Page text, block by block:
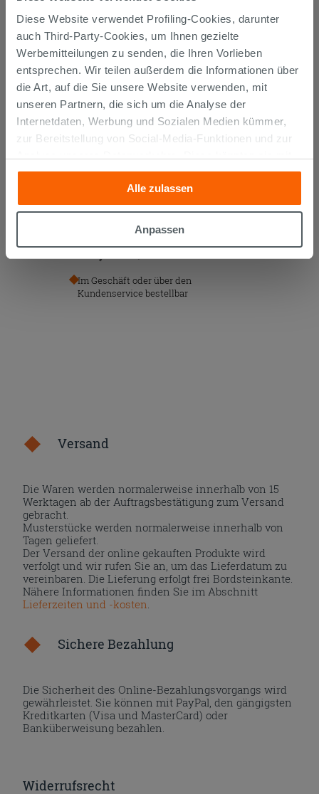
Diese Website verwendet Profiling-Cookies, darunter
auch Third-Party-Cookies, um Ihnen gezielte
Werbemitteilungen zu senden, die Ihren Vorlieben
entsprechen. Wir teilen außerdem die Informationen über
die Art, auf die Sie unsere Website verwenden, mit
unseren Partnern, die sich um die Analyse der
Internetdaten, Werbung und Sozialen Medien kümmer,
zur Bereitstellung von Social-Media-Funktionen und zur
anderen Informationen, die Sie ihnen geliefert haben oder
die sie aufgrund Ihrer Verwendung ihrer Dienste
gesammelt haben, kombinieren. Falls Sie mehr wissen
möchten oder Ihre Zustimmung zu allen oder einigen
Zustimmung kann durch Klicken auf die Schaltfläche
„Cookies akzeptieren“ gegeben werden. Wenn Sie auf
die Schaltfläche "X" klicken, können Sie das Surfen erst
Alle zulassen
Anpassen
AUCH...
EINBAUWASCHTISCH UNITOP HIDE
180,5x51,5 cm HARZ RECHTS WEISS
369,90 € /STK.
Im Geschäft oder über den
Kundenservice bestellbar
Versand
Die Waren werden normalerweise innerhalb von 15
Werktagen ab der Auftragsbestätigung zum Versand
gebracht.
Musterstücke werden normalerweise innerhalb von
Tagen geliefert.
Der Versand der online gekauften Produkte wird
verfolgt und wir rufen Sie an, um das Lieferdatum zu
vereinbaren. Die Lieferung erfolgt frei Bordsteinkante.
Nähere Informationen finden Sie im Abschnitt
Lieferzeiten und -kosten
Sichere Bezahlung
Die Sicherheit des Online-Bezahlungsvorgangs wird
gewährleistet. Sie können mit PayPal, den gängigsten
Kreditkarten (Visa und MasterCard) oder
Banküberweisung bezahlen.
Widerrufsrecht